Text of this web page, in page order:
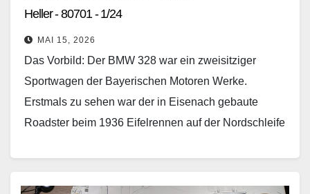
Heller - 80701 - 1/24
MAI 15, 2026
Das Vorbild: Der BMW 328 war ein zweisitziger
Sportwagen der Bayerischen Motoren Werke.
Erstmals zu sehen war der in Eisenach gebaute
Roadster beim 1936 Eifelrennen auf der Nordschleife